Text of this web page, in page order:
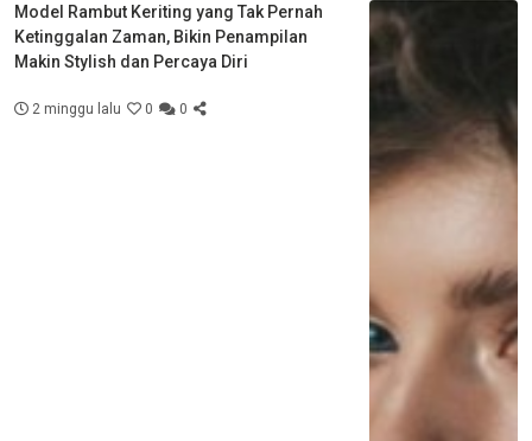
Model Rambut Keriting yang Tak Pernah
Ketinggalan Zaman, Bikin Penampilan
Makin Stylish dan Percaya Diri
2 minggu lalu 0 0